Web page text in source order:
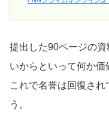
提出した90ページの
いからといって何か価
これで名誉は回復さ
う。